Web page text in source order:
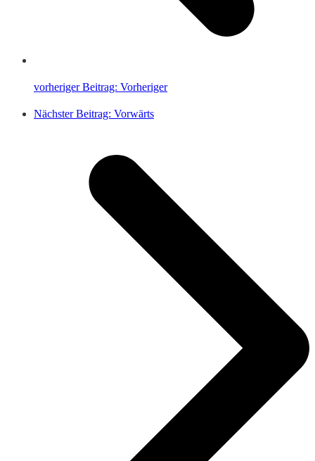
vorheriger Beitrag: Vorheriger
Nächster Beitrag: Vorwärts